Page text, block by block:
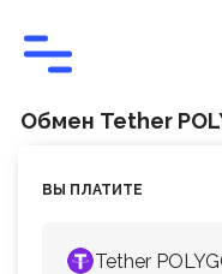
Обмен Tether
ВЫ ПЛАТИТЕ
Tether